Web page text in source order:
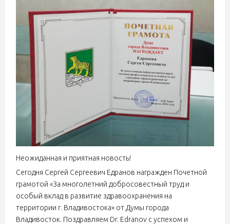
Неожиданная и приятная новость!
Сегодня Сергей Сергеевич Едранов награжден Почетной
грамотой «За многолетний добросовестный труд и
особый вклад в развитие здравоохранения на
территории г. Владивостока» от Думы города
Владивосток. Поздравляем Dr. Edranov с успехом и